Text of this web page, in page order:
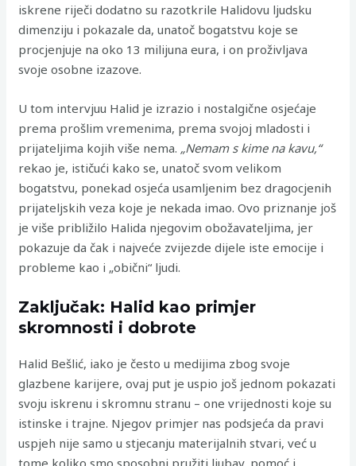
iskrene riječi dodatno su razotkrile Halidovu ljudsku
dimenziju i pokazale da, unatoč bogatstvu koje se
procjenjuje na oko 13 milijuna eura, i on proživljava
svoje osobne izazove.
U tom intervjuu Halid je izrazio i nostalgične osjećaje
prema prošlim vremenima, prema svojoj mladosti i
prijateljima kojih više nema. „Nemam s kime na kavu,“
rekao je, ističući kako se, unatoč svom velikom
bogatstvu, ponekad osjeća usamljenim bez dragocjenih
prijateljskih veza koje je nekada imao. Ovo priznanje još
je više približilo Halida njegovim obožavateljima, jer
pokazuje da čak i najveće zvijezde dijele iste emocije i
probleme kao i „obični“ ljudi.
Zaključak: Halid kao primjer
skromnosti i dobrote
Halid Bešlić, iako je često u medijima zbog svoje
glazbene karijere, ovaj put je uspio još jednom pokazati
svoju iskrenu i skromnu stranu – one vrijednosti koje su
istinske i trajne. Njegov primjer nas podsjeća da pravi
uspjeh nije samo u stjecanju materijalnih stvari, već u
tome koliko smo sposobni pružiti ljubav, pomoć i